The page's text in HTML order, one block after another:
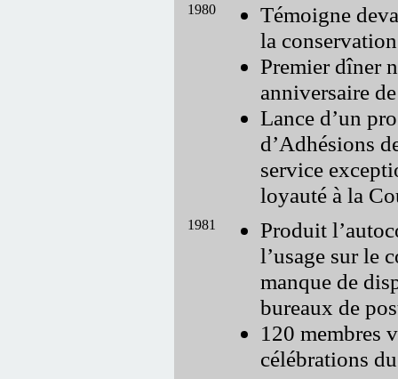
1980
Témoigne
la
Premier dîner
anniversaire
Lance d’un
d’Adhésions
service
loyauté à la
1981
Produit
l’usage sur le
manque de
bureaux de
120 membres
célébrations